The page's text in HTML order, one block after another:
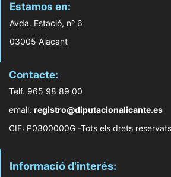
Estamos en:
Avda. Estació, nº 6
03005 Alacant
Contacte:
Telf. 965 98 89 00
email: registro@diputacionalicante.es
CIF: P0300000G -Tots els drets reservats
Informació d'interés: